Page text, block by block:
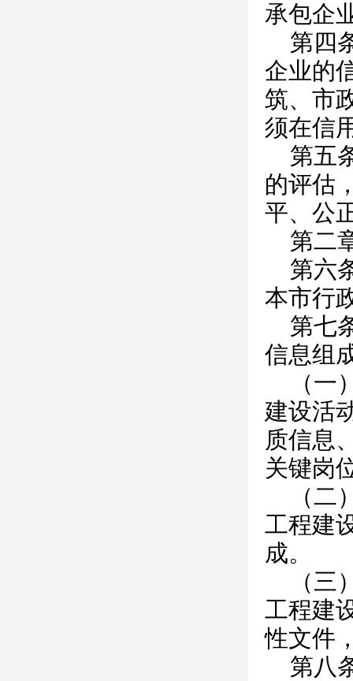
承包企
第四
企业的
筑、市
须在信
第五
的评估
平、公
第二
第六
本市行
第七
信息组
（
建设活
质信息
关键岗
（
工程建
成。
（
工程建
性文件
第八